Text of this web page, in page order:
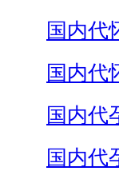
国内代
国内代
国内代
国内代